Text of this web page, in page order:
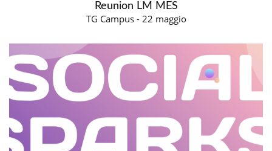
Reunion LM MES
TG Campus - 22 maggio